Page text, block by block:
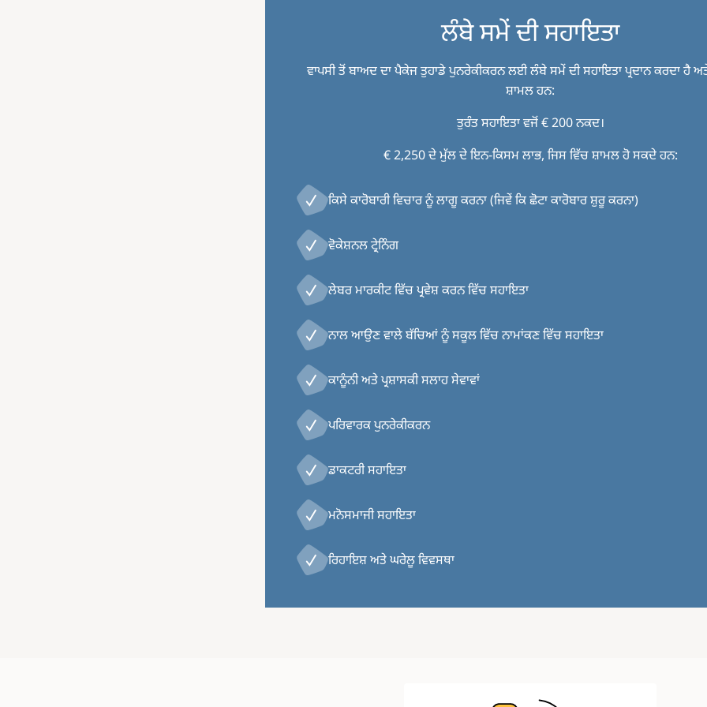
ਲੰਬੇ ਸਮੇਂ ਦੀ ਸਹਾਇਤਾ
ਵਾਪਸੀ ਤੋਂ ਬਾਅਦ ਦਾ ਪੈਕੇਜ ਤੁਹਾਡੇ ਪੁਨਰੇਕੀਕਰਨ ਲਈ ਲੰਬੇ ਸਮੇਂ ਦੀ ਸਹਾਇਤਾ ਪ੍ਰਦਾਨ ਕਰਦਾ ਹੈ
ਸ਼ਾਮਲ ਹਨ:
ਤੁਰੰਤ ਸਹਾਇਤਾ ਵਜੋਂ € 200 ਨਕਦ।
€ 2,250 ਦੇ ਮੁੱਲ ਦੇ ਇਨ-ਕਿਸਮ ਲਾਭ, ਜਿਸ ਵਿੱਚ ਸ਼ਾਮਲ ਹੋ ਸਕਦੇ ਹਨ:
ਕਿਸੇ ਕਾਰੋਬਾਰੀ ਵਿਚਾਰ ਨੂੰ ਲਾਗੂ ਕਰਨਾ (ਜਿਵੇਂ ਕਿ ਛੋਟਾ ਕਾਰੋਬਾਰ ਸ਼ੁਰੂ ਕਰਨਾ)
ਵੋਕੇਸ਼ਨਲ ਟ੍ਰੇਨਿੰਗ
ਲੇਬਰ ਮਾਰਕੀਟ ਵਿੱਚ ਪ੍ਰਵੇਸ਼ ਕਰਨ ਵਿੱਚ ਸਹਾਇਤਾ
ਨਾਲ ਆਉਣ ਵਾਲੇ ਬੱਚਿਆਂ ਨੂੰ ਸਕੂਲ ਵਿੱਚ ਨਾਮਾਂਕਣ ਵਿੱਚ ਸਹਾਇਤਾ
ਕਾਨੂੰਨੀ ਅਤੇ ਪ੍ਰਸ਼ਾਸਕੀ ਸਲਾਹ ਸੇਵਾਵਾਂ
ਪਰਿਵਾਰਕ ਪੁਨਰੇਕੀਕਰਨ
ਡਾਕਟਰੀ ਸਹਾਇਤਾ
ਮਨੋਸਮਾਜੀ ਸਹਾਇਤਾ
ਰਿਹਾਇਸ਼ ਅਤੇ ਘਰੇਲੂ ਵਿਵਸਥਾ